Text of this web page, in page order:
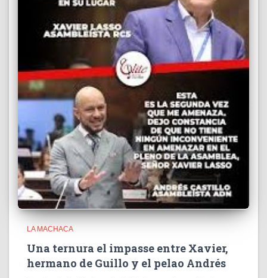
LA MACHACA
Una ternura el impasse entre Xavier,
hermano de Guillo y el pelao Andrés